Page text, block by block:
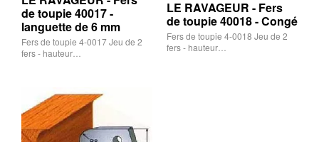
de toupie 40017 -
languette de 6 mm
Fers de toupie 4-0017 Jeu de 2
fers - hauteur…
LE RAVAGEUR - Fers
de toupie 40018 - Congé
Fers de toupie 4-0018 Jeu de 2
fers - hauteur…